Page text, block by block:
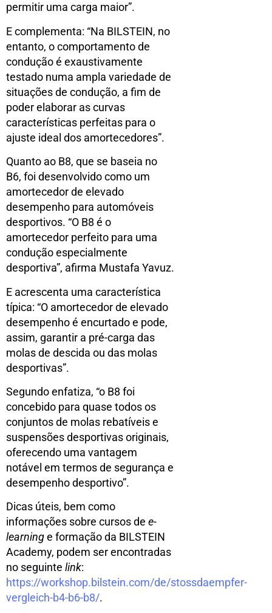
permitir uma carga maior”.
E complementa: “Na BILSTEIN, no
entanto, o comportamento de
condução é exaustivamente
testado numa ampla variedade de
situações de condução, a fim de
poder elaborar as curvas
características perfeitas para o
ajuste ideal dos amortecedores”.
Quanto ao B8, que se baseia no
B6, foi desenvolvido como um
amortecedor de elevado
desempenho para automóveis
desportivos. “O B8 é o
amortecedor perfeito para uma
condução especialmente
desportiva”, afirma Mustafa Yavuz.
E acrescenta uma característica
típica: “O amortecedor de elevado
desempenho é encurtado e pode,
assim, garantir a pré-carga das
molas de descida ou das molas
desportivas”.
Segundo enfatiza, “o B8 foi
concebido para quase todos os
conjuntos de molas rebatíveis e
suspensões desportivas originais,
oferecendo uma vantagem
notável em termos de segurança e
desempenho desportivo”.
Dicas úteis, bem como
informações sobre cursos de e-
learninge formação da BILSTEIN
Academy, podem ser encontradas
no seguinte link:
https://workshop.bilstein.com/de/stossdaempfer-
vergleich-b4-b6-b8/.